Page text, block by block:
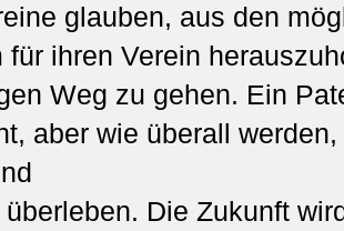
glauben, aus den
für ihren Verein
Weg zu gehen. Ein
aber wie überall
Die Zukunft